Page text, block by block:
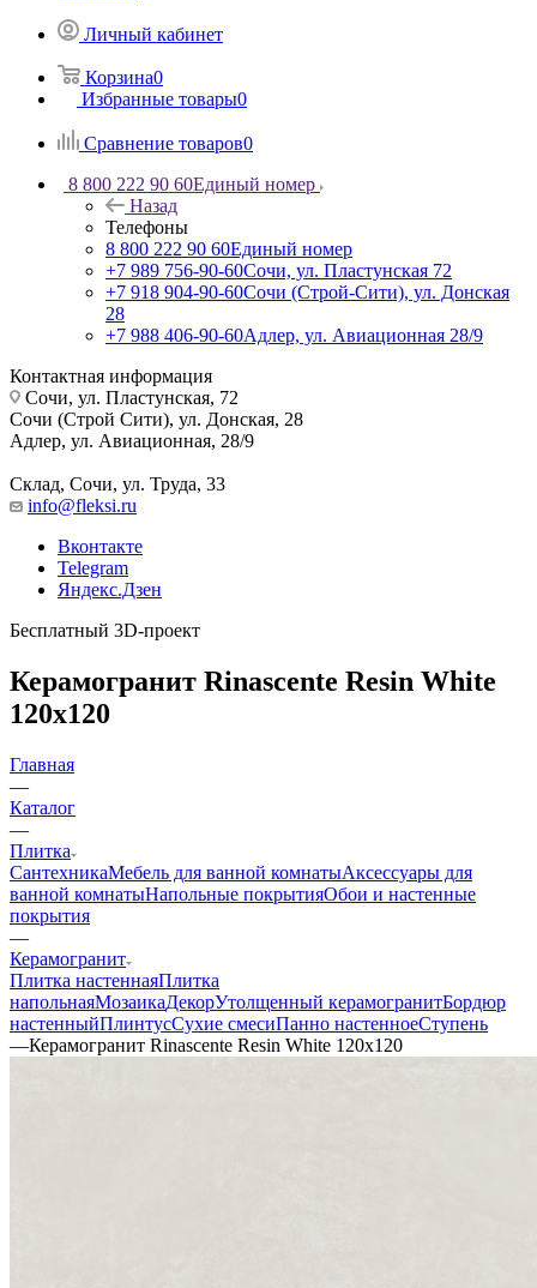
Личный кабинет
Корзина0
Избранные товары0
Сравнение товаров0
8 800 222 90 60Единый номер
Назад
Телефоны
8 800 222 90 60Единый номер
+7 989 756-90-60Сочи, ул. Пластунская 72
+7 918 904-90-60Сочи (Строй-Сити), ул. Донская
28
+7 988 406-90-60Адлер, ул. Авиационная 28/9
Контактная информация
Сочи, ул. Пластунская, 72
Сочи (Строй Сити), ул. Донская, 28
Адлер, ул. Авиационная, 28/9
Склад, Сочи, ул. Труда, 33
info@fleksi.ru
Вконтакте
Telegram
Яндекс.Дзен
Бесплатный 3D-проект
Керамогранит Rinascente Resin White
120x120
Главная
—
Каталог
—
Плитка
СантехникаМебель для ванной комнатыАксессуары для
ванной комнатыНапольные покрытияОбои и настенные
покрытия
—
Керамогранит
Плитка настеннаяПлитка
напольнаяМозаикаДекорУтолщенный керамогранитБордюр
настенныйПлинтусСухие смесиПанно настенноеСтупень
—Керамогранит Rinascente Resin White 120x120